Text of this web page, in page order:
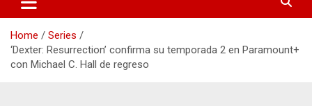
Home
Series
‘Dexter: Resurrection’ confirma su temporada 2 en Paramount+
con Michael C. Hall de regreso